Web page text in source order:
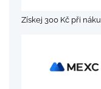
Získej 300 Kč při